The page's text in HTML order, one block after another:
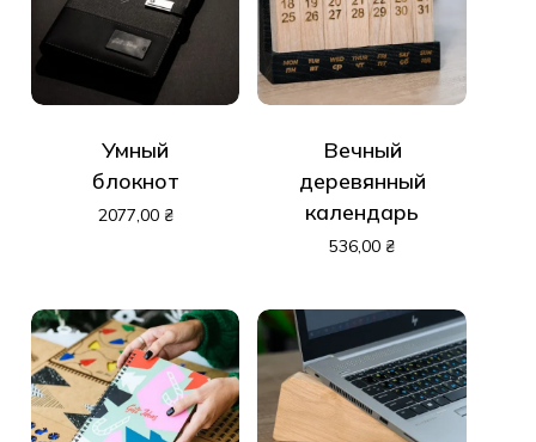
Умный
блокнот
2077,00 ₴
Вечный
деревянный
календарь
536,00 ₴